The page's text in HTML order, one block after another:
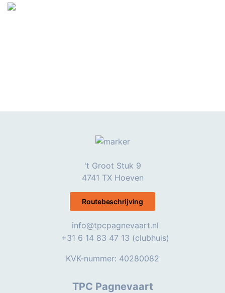
't Groot Stuk 9
4741 TX Hoeven
Routebeschrijving
info@tpcpagnevaart.nl
+31 6 14 83 47 13 (clubhuis)
KVK-nummer: 40280082
TPC Pagnevaart